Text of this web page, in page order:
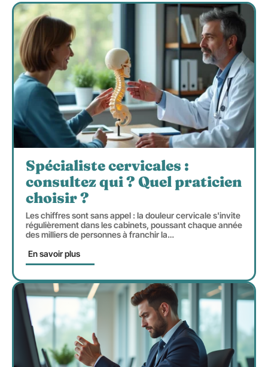
Spécialiste cervicales :
consultez qui ? Quel praticien
choisir ?
Les chiffres sont sans appel : la douleur cervicale s'invite
régulièrement dans les cabinets, poussant chaque année
des milliers de personnes à franchir la…
En savoir plus